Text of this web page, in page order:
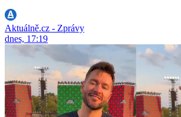
Aktuálně.cz - Zprávy
dnes, 17:19